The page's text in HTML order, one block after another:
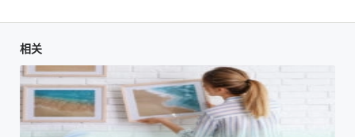
相关